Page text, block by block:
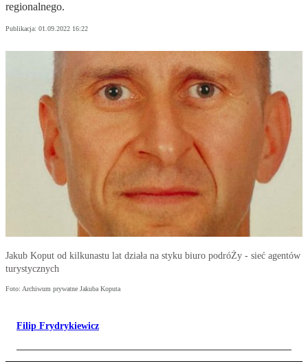
regionalnego.
Publikacja: 01.09.2022 16:22
Jakub Koput od kilkunastu lat działa na styku biuro podróŻy - sieć agentów
turystycznych
Foto: Archiwum prywatne Jakuba Koputa
Filip Frydrykiewicz